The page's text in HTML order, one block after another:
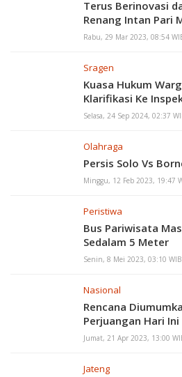
Terus Berinovasi
Renang Intan Pari
Rabu, 29 Mar 2023, 08:54
Sragen
Kuasa Hukum
Klarifikasi Ke
Selasa, 24 Sep 2024, 02:37
Olahraga
Persis Solo Vs
Minggu, 12 Feb 2023, 19:47
Peristiwa
Bus Pariwisata
Sedalam 5 Meter
Senin, 8 Mei 2023, 03:10 WIB
Nasional
Rencana
Perjuangan Hari Ini
Jumat, 21 Apr 2023, 13:00
Jateng